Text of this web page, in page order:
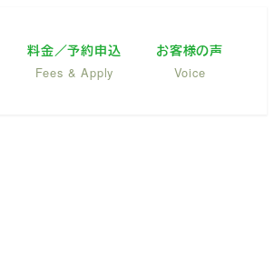
料金／予約申込
Fees & Apply
お客様の声
Voice